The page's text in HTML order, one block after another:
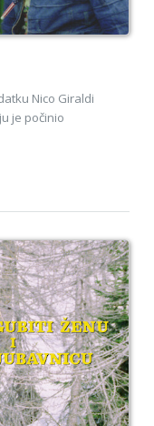
Nico Giraldi
je počinio